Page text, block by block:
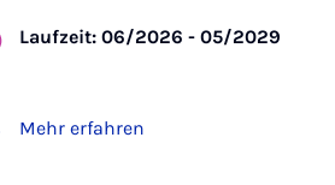
Laufzeit: 06/2026 - 05/2029
Mehr erfahren